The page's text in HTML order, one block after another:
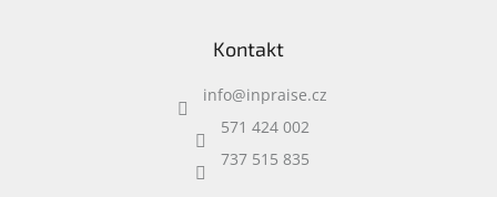
Kontakt
info@inpraise.cz
571 424 002
737 515 835